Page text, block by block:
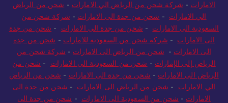
السعودية إلى الإمارات -ارخص شركة شحن من السعودية الى
الامارات- شركة شحن من الرياض الي الامارات - شحن من الرياض
الي الامارات-شحن من جدة الى الامارات- شركة شحن من
السعودية الى الامارات-شحن من جدة الى الامارات -شحن من جدة
الى الامارات- شركة شحن من السعودية للامارات- شحن من جدة
الى الامارات- شحن من الرياض الى الامارات-شركة شحن من
الرياض إلى الإمارات-شحن من السعودية الى الامارات-شحن من
الرياض الى الامارات- شحن من جدة الى الامارات -شحن من الرياض
الي الامارات-شحن من الرياض الى الامارات -شحن من جدة الى